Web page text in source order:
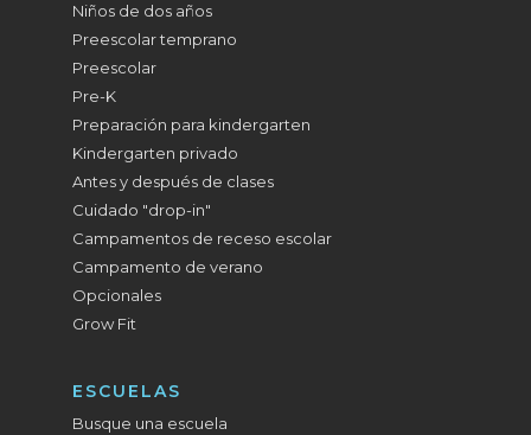
Niños de dos años
Preescolar temprano
Preescolar
Pre-K
Preparación para kindergarten
Kindergarten privado
Antes y después de clases
Cuidado "drop-in"
Campamentos de receso escolar
Campamento de verano
Opcionales
Grow Fit
ESCUELAS
Busque una escuela